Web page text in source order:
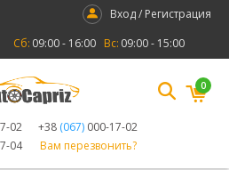
Вход / Регистрация
Сб: 09:00 - 16:00 Вс: 09:00 - 15:00
02 +38 (067) 000-17-02
04 Вам перезвонить?
0